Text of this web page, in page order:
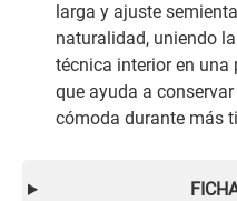
larga y ajuste
naturalidad, uniendo
técnica interior en una
que ayuda a
cómoda durante más